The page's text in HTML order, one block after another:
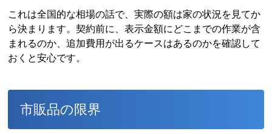
これは全国的な相場の話で、実際の額は家の状況を見てか
ら決まります。契約前に、表示金額にどこまでの作業が含
まれるのか、追加費用が出るケースはあるのかを確認して
おくと安心です。
市販品の限界